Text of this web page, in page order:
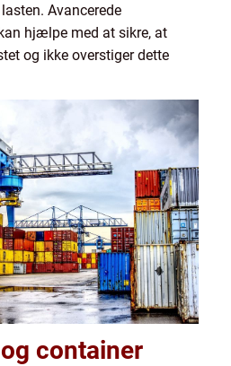
Avancerede
hjælpe med at sikre, at
og ikke overstiger dette
container